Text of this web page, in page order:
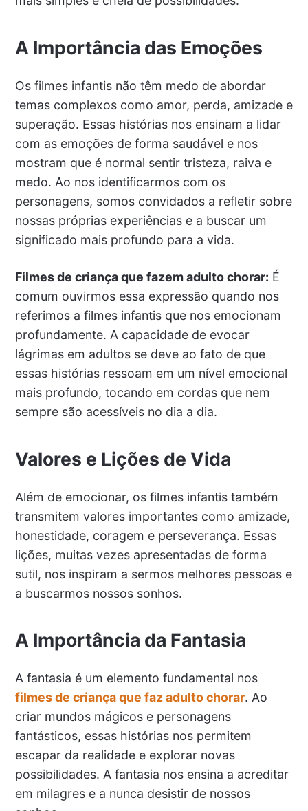
A Importância das Emoções
Os filmes infantis não têm medo de abordar
temas complexos como amor, perda, amizade e
superação. Essas histórias nos ensinam a lidar
com as emoções de forma saudável e nos
mostram que é normal sentir tristeza, raiva e
medo. Ao nos identificarmos com os
personagens, somos convidados a refletir sobre
nossas próprias experiências e a buscar um
significado mais profundo para a vida.
Filmes de criança que fazem adulto chorar: É
comum ouvirmos essa expressão quando nos
referimos a filmes infantis que nos emocionam
profundamente. A capacidade de evocar
lágrimas em adultos se deve ao fato de que
essas histórias ressoam em um nível emocional
mais profundo, tocando em cordas que nem
sempre são acessíveis no dia a dia.
Valores e Lições de Vida
Além de emocionar, os filmes infantis também
transmitem valores importantes como amizade,
honestidade, coragem e perseverança. Essas
lições, muitas vezes apresentadas de forma
sutil, nos inspiram a sermos melhores pessoas e
a buscarmos nossos sonhos.
A Importância da Fantasia
A fantasia é um elemento fundamental nos
filmes de criança que faz adulto chorar. Ao
criar mundos mágicos e personagens
fantásticos, essas histórias nos permitem
escapar da realidade e explorar novas
possibilidades. A fantasia nos ensina a acreditar
em milagres e a nunca desistir de nossos